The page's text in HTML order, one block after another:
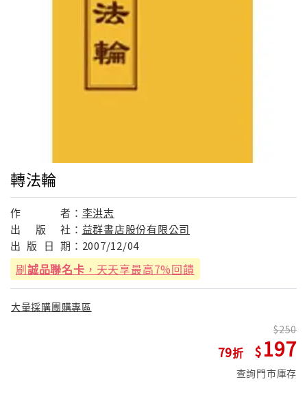
轉法輪
作 者： 李洪志
出
版 社： 益群書店股份有限公司
出 版 日 期： 2007/12/04
刷誠品聯名卡 ，天天享最高7%回饋
大量採購團購專區
79
250
197
查詢門市庫存